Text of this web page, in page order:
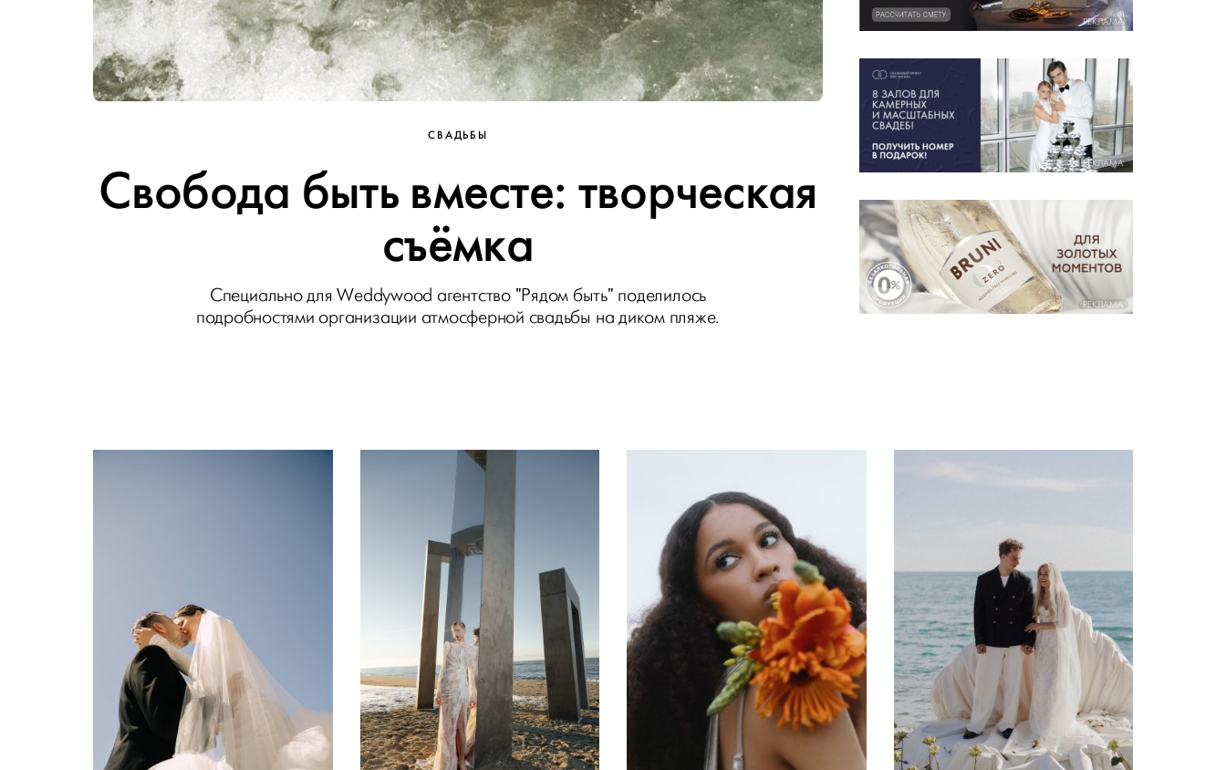
СВАДЬБЫ
Свобода быть вместе: творческая
съёмка
Специально для Weddywood агентство "Рядом быть" поделилось
подробностями организации атмосферной свадьбы на диком пляже.
РЕКЛАМА
РЕКЛАМА
РЕКЛАМА